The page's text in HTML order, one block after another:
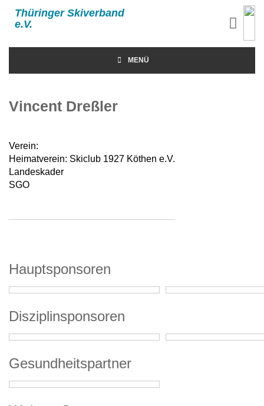
Thüringer Skiverband
e.V.
MENÜ
Vincent Dreßler
Verein:
Heimatverein: Skiclub 1927 Köthen e.V.
Landeskader
SGO
Hauptsponsoren
Disziplinsponsoren
Gesundheitspartner